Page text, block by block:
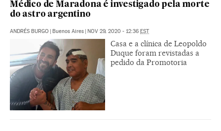
Médico de Maradona é investigado pela morte
do astro argentino
ANDRÉS BURGO | Buenos Aires | NOV 29, 2020 - 12:36 EST
Casa e a clínica de Leopoldo
Duque foram revistadas a
pedido da Promotoria